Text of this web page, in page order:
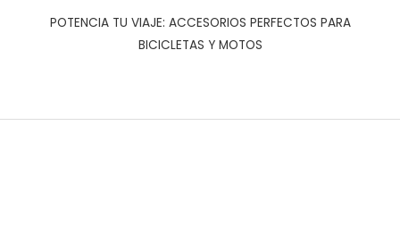
POTENCIA TU VIAJE: ACCESORIOS PERFECTOS PARA
BICICLETAS Y MOTOS